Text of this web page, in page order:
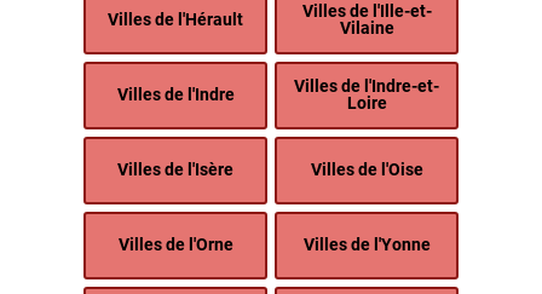
Villes de l'Hérault
Villes de l'Ille-et-
Vilaine
Villes de l'Indre
Villes de l'Indre-et-
Loire
Villes de l'Isère Villes de l'Oise
Villes de l'Orne Villes de l'Yonne